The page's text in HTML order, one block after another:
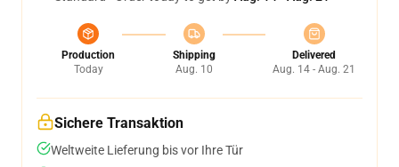
Production
Today
Shipping
Aug. 10
Delivered
Aug. 14 - Aug. 21
Sichere Transaktion
Weltweite Lieferung bis vor Ihre Tür